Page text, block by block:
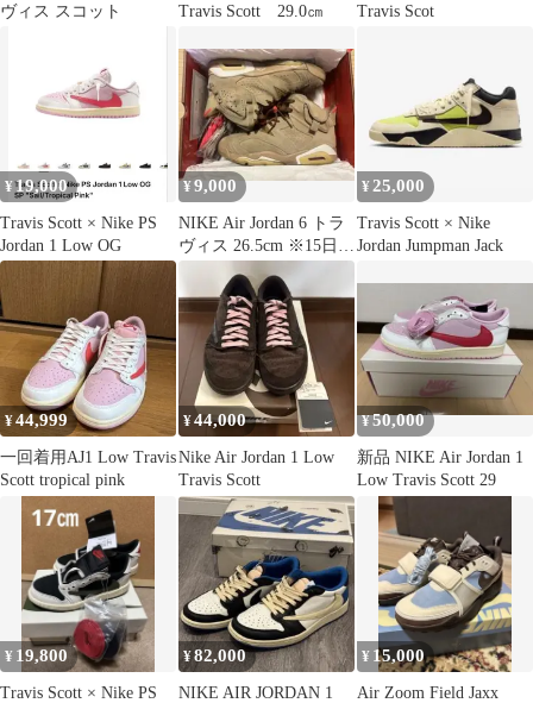
ヴィス スコット
Travis Scott 29.0㎝
Travis Scot
¥ 19,000
Travis Scott × Nike PS
Jordan 1 Low OG
¥9,000
NIKE Air Jordan 6 トラ
ヴィス 26.5cm ※15日ま
¥ 25,000
Travis Scott × Nike
Jordan Jumpman Jack
¥44,999
一回着用AJ1 Low Travis
Scott tropical pink
¥44,000
Nike Air Jordan 1 Low
Travis Scott
¥50,000
新品 NIKE Air Jordan 1
Low Travis Scott 29
¥ 19,800
Travis Scott × Nike PS
¥82,000
NIKE AIR JORDAN 1
¥ 15,000
Air Zoom Field Jaxx